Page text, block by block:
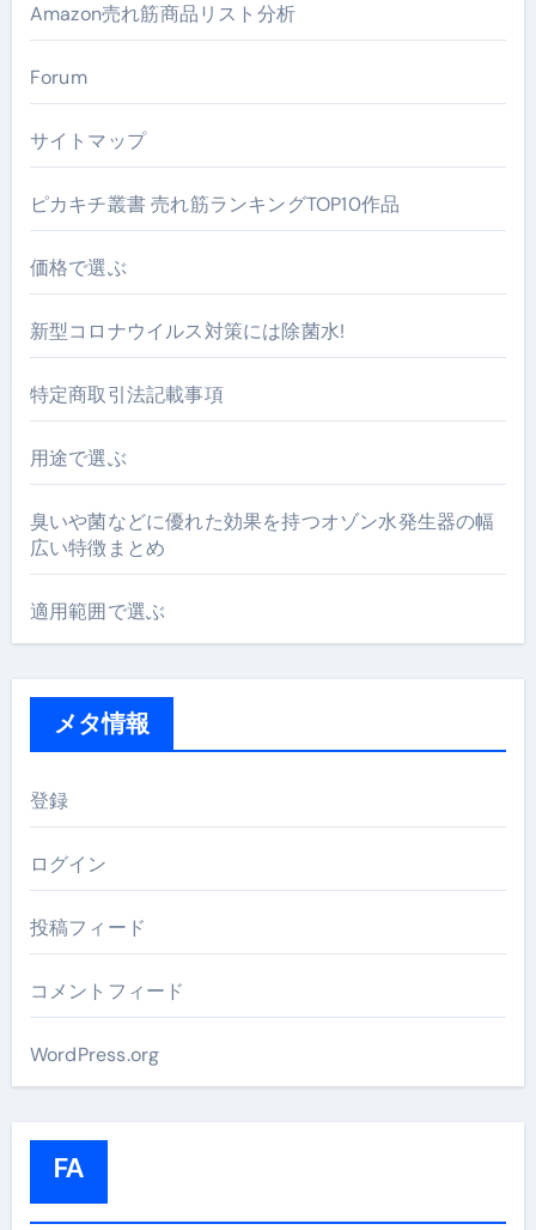
Amazon売れ筋商品リスト分析
Forum
サイトマップ
ピカキチ叢書 売れ筋ランキングTOP10作品
価格で選ぶ
新型コロナウイルス対策には除菌水!
特定商取引法記載事項
用途で選ぶ
臭いや菌などに優れた効果を持つオゾン水発生器の幅
広い特徴まとめ
適用範囲で選ぶ
メタ情報
登録
ログイン
投稿フィード
コメントフィード
WordPress.org
FA